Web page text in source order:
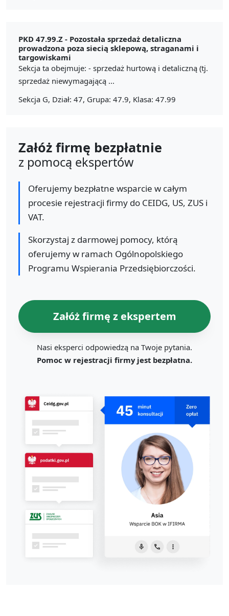
PKD 47.99.Z - Pozostała sprzedaż detaliczna
prowadzona poza siecią sklepową, straganami i
targowiskami
Sekcja ta obejmuje: - sprzedaż hurtową i detaliczną (tj.
sprzedaż niewymagającą ...
Sekcja G, Dział: 47, Grupa: 47.9, Klasa: 47.99
Załóż firmę bezpłatnie
z pomocą ekspertów
Oferujemy bezpłatne wsparcie w całym
procesie rejestracji firmy do CEIDG, US, ZUS i
VAT.
Skorzystaj z darmowej pomocy, którą
oferujemy w ramach Ogólnopolskiego
Programu Wspierania Przedsiębiorczości.
Załóż firmę z ekspertem
Nasi eksperci odpowiedzą na Twoje pytania.
Pomoc w rejestracji firmy jest bezpłatna.